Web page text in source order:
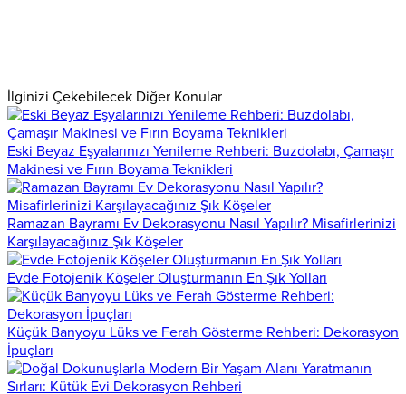
İlginizi Çekebilecek Diğer Konular
Eski Beyaz Eşyalarınızı Yenileme Rehberi: Buzdolabı, Çamaşır
Makinesi ve Fırın Boyama Teknikleri
Ramazan Bayramı Ev Dekorasyonu Nasıl Yapılır? Misafirlerinizi
Karşılayacağınız Şık Köşeler
Evde Fotojenik Köşeler Oluşturmanın En Şık Yolları
Küçük Banyoyu Lüks ve Ferah Gösterme Rehberi: Dekorasyon
İpuçları